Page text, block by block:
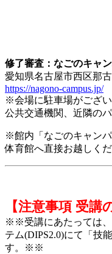
修了審査：なごのキャ
愛知県名古屋市西区那古
https://nagono-campus.jp/
※会場に駐車場がござい
公共交通機関、近隣の
※館内「なごのキャン
体育館へ直接お越しくだ
【注意事項 受講
※※受講にあたっては、
テム(DIPS2.0)にて「技
す。※※